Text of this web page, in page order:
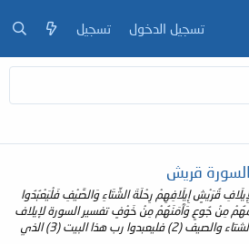
تسجيل الدخول تسجيل
قريش
قُرَيْشٍ إِيلَافِهِمْ رِحْلَةَ الشِّتَاءِ وَالصَّيْفِ فَلْيَعْبُدُوا
مِنْ جُوعٍ وَآَمَنَهُمْ مِنْ خَوْفٍ تفسير السورة لإيلاف
قريش (1) إيلافهم رحلة الشتاء والصيف (2) فليعبدوا رب هذا البيت (3) الذي